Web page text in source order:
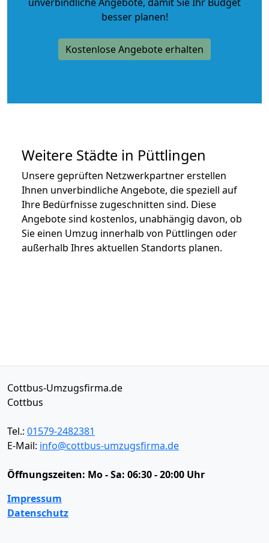
besser planen!
Kostenlose Angebote erhalten
Weitere Städte in Püttlingen
Unsere geprüften Netzwerkpartner erstellen
Ihnen unverbindliche Angebote, die speziell auf
Ihre Bedürfnisse zugeschnitten sind. Diese
Angebote sind kostenlos, unabhängig davon, ob
Sie einen Umzug innerhalb von Püttlingen oder
außerhalb Ihres aktuellen Standorts planen.
Cottbus-Umzugsfirma.de
Cottbus
Tel.: 01579-2482381
E-Mail: info@cottbus-umzugsfirma.de
Öffnungszeiten: Mo - Sa: 06:30 - 20:00 Uhr
Impressum
Datenschutz